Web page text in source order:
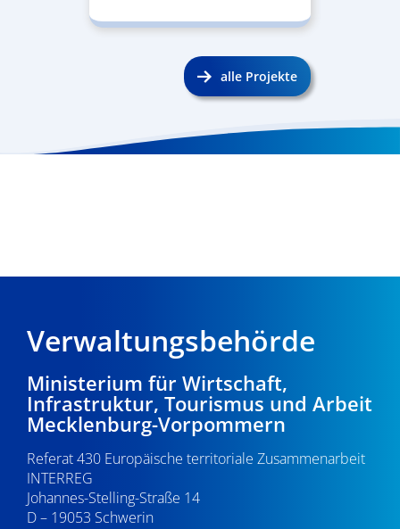
alle Projekte
Verwaltungsbehörde
Ministerium für Wirtschaft,
Infrastruktur, Tourismus und Arbeit
Mecklenburg-Vorpommern
Referat 430 Europäische territoriale Zusammenarbeit
INTERREG
Johannes-Stelling-Straße 14
D – 19053 Schwerin